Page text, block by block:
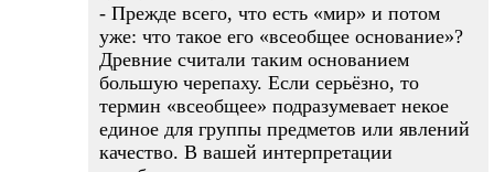
- Прежде всего, что есть «мир» и потом
уже: что такое его «всеобщее основание»?
Древние считали таким основанием
большую черепаху. Если серьёзно, то
термин «всеобщее» подразумевает некое
единое для группы предметов или явлений
качество. В вашей интерпретации